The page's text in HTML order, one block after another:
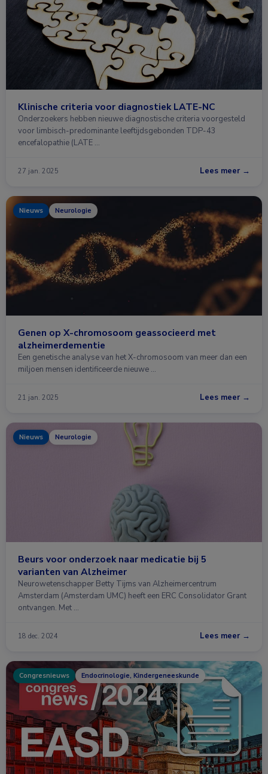
Klinische criteria voor diagnostiek LATE-NC
Onderzoekers hebben nieuwe diagnostische criteria voorgesteld
voor limbisch-predominante leeftijdsgebonden TDP-43
encefalopathie (LATE …
27 jan. 2025 Lees meer →
Nieuws Neurologie
Genen op X-chromosoom geassocieerd met
alzheimerdementie
Een genetische analyse van het X-chromosoom van meer dan een
miljoen mensen identificeerde nieuwe …
21 jan. 2025 Lees meer →
Nieuws Neurologie
Beurs voor onderzoek naar medicatie bij 5
varianten van Alzheimer
Neurowetenschapper Betty Tijms van Alzheimercentrum
Amsterdam (Amsterdam UMC) heeft een ERC Consolidator Grant
ontvangen. Met …
18 dec. 2024 Lees meer →
Congresnieuws Endocrinologie, Kindergeneeskunde